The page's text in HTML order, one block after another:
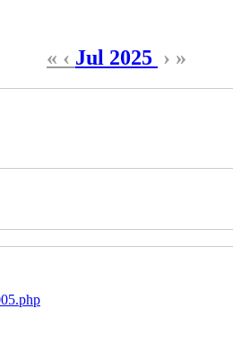
« ‹ Jul 2025 › »